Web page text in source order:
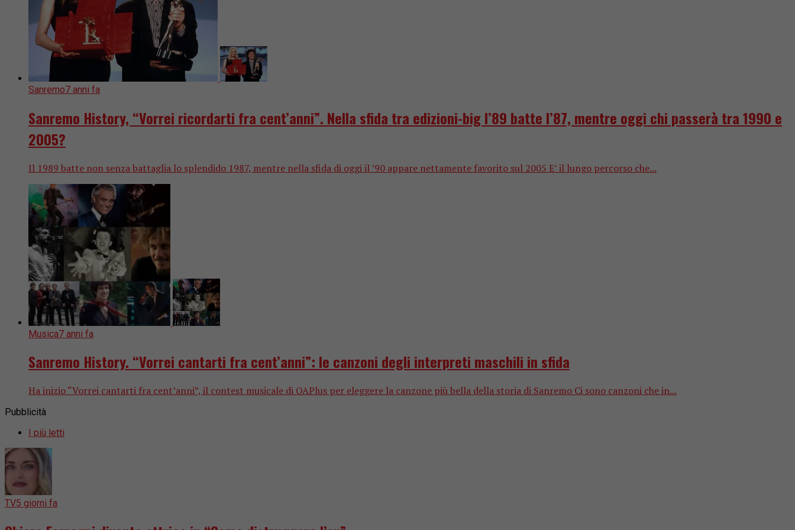
Sanremo7 anni fa
Sanremo History, “Vorrei ricordarti fra cent’anni”. Nella sfida tra edizioni-big l’89 batte l’87, mentre oggi chi passerà tra 1990 e
2005?
Il 1989 batte non senza battaglia lo splendido 1987, mentre nella sfida di oggi il ’90 appare nettamente favorito sul 2005 E’ il lungo percorso che...
Musica7 anni fa
Sanremo History. “Vorrei cantarti fra cent’anni”: le canzoni degli interpreti maschili in sfida
Ha inizio “Vorrei cantarti fra cent’anni”, il contest musicale di OAPlus per eleggere la canzone più bella della storia di Sanremo Ci sono canzoni che in...
Pubblicità
I più letti
TV5 giorni fa